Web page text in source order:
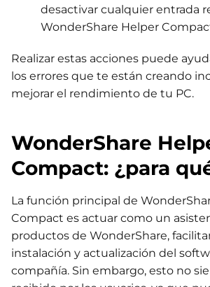
desactivar cualquier entrada
WonderShare Helper
Realizar estas acciones puede
los errores que te están creando
mejorar el rendimiento de tu PC.
WonderShare
Compact: ¿para
La función principal de
Compact es actuar como un
productos de WonderShare,
instalación y actualización del
compañía. Sin embargo, esto no